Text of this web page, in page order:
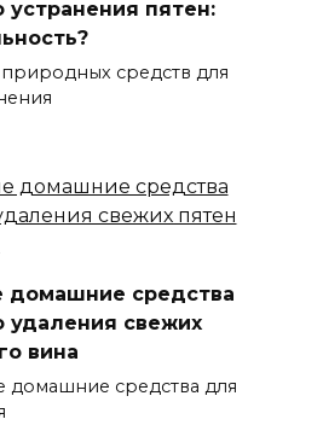
пятен:
средств для
домашние средства
удаления свежих
вина
средства для